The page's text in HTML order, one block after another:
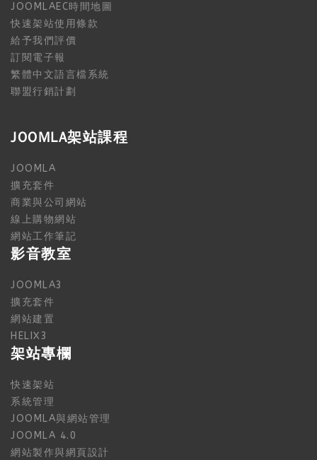
JOOMLAEC時間地圖
快速架站使用條款
給予我們評價
訂閱電子報
繁體中文語言檔系統
聯盟行銷計劃
JOOMLA架站課程
JOOMLA
擴充套件
商業與公司網站
線上購物網站
網站工作筆記
影音教室
JOOMLA3
擴充套件
網站建置
HELIX3
架站專欄
快速架站
系統管理
JOOMLA與網站管理
JOOMLA 4.0
網站製作與網頁設計